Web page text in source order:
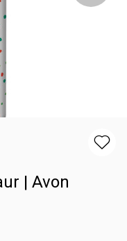
| Avon